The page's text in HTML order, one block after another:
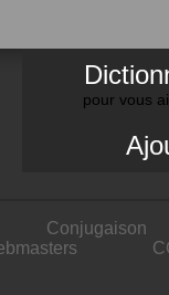
pour vous
Conjugaison